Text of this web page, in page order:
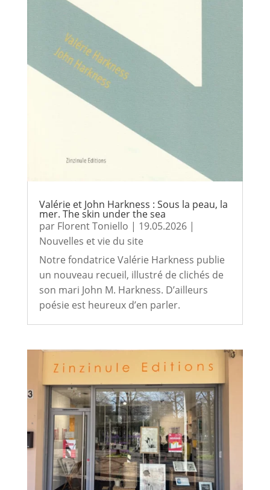
Valérie et John Harkness : Sous la peau, la
mer. The skin under the sea
par Florent Toniello | 19.05.2026|
Nouvelles et vie du site
Notre fondatrice Valérie Harkness publie
un nouveau recueil, illustré de clichés de
son mari John M. Harkness. D’ailleurs
poésie est heureux d’en parler.